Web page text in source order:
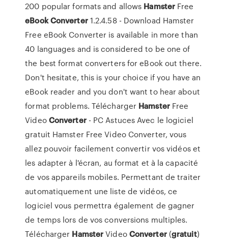
200 popular formats and allows Hamster Free
eBook Converter1.2.4.58 - Download Hamster
Free eBook Converter is available in more than
40 languages and is considered to be one of
the best format converters for eBook out there.
Don't hesitate, this is your choice if you have an
eBook reader and you don't want to hear about
format problems. Télécharger HamsterFree
VideoConverter- PC Astuces Avec le logiciel
gratuit Hamster Free Video Converter, vous
allez pouvoir facilement convertir vos vidéos et
les adapter à l'écran, au format et à la capacité
de vos appareils mobiles. Permettant de traiter
automatiquement une liste de vidéos, ce
logiciel vous permettra également de gagner
de temps lors de vos conversions multiples.
Télécharger HamsterVideoConverter(gratuit)